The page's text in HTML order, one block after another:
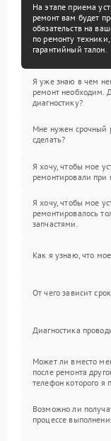
На этапе приема
ремонт вам будет
обязательств на
по ремонту
гарантийный талон.
Я уже знаю в чем
ремонт необходим.
диагностику?
Мне нужен срочный
сделать?
Я хочу, чтобы мое
ремонтировали при
Я хочу, чтобы мое
ремонтировалось
запчастями.
Как я узнаю, что
От чего зависит
Диагностика
Может ли вместо
после ремонта
телефон которого я
Возможно ли
процессе